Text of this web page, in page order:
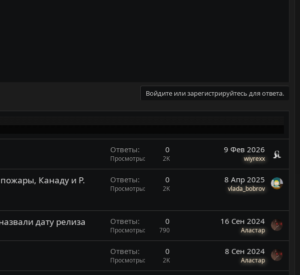
Войдите или зарегистрируйтесь для ответа.
Ответы 0
Просмотры 2K
9 Фев 2026
wiyrexx
Канаду и P.
Ответы 0
Просмотры 2K
8 Апр 2025
vlada_bobrov
дату релиза Ответы 0
Просмотры 790
16 Сен 2024
Аластар
Ответы 0
Просмотры 2K
8 Сен 2024
Аластар